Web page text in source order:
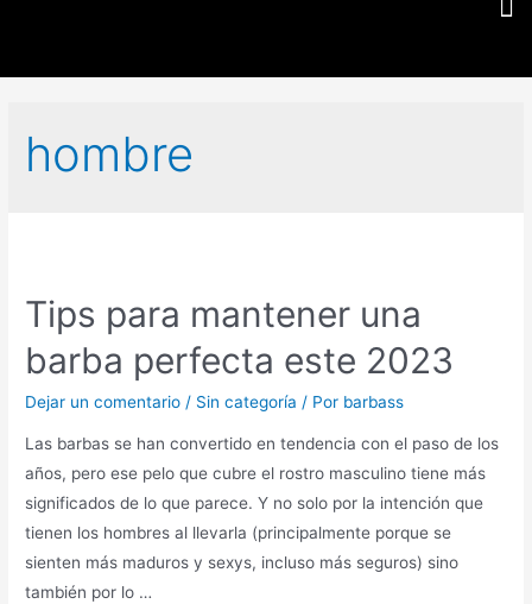
hombre
Tips para mantener una
barba perfecta este 2023
Dejar un comentario / Sin categoría / Por barbass
Las barbas se han convertido en tendencia con el paso de los
años, pero ese pelo que cubre el rostro masculino tiene más
significados de lo que parece. Y no solo por la intención que
tienen los hombres al llevarla (principalmente porque se
sienten más maduros y sexys, incluso más seguros) sino
también por lo …